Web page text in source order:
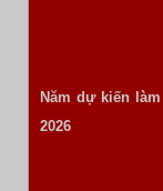
Năm dự kiến
2026